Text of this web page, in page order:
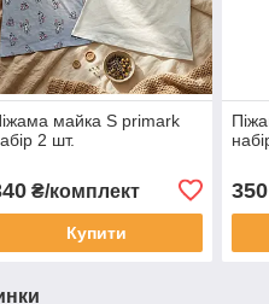
майка S primark
2 шт.
₴/комплект
Купити
350